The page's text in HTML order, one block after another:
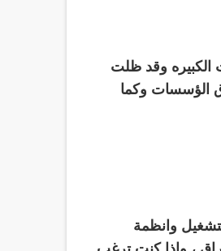
الكبيره وقد ظلت
الؤسسات وكما
وانظمة